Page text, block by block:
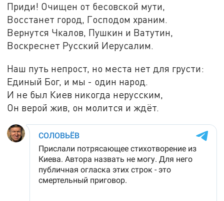
Приди! Очищен от бесовской мути,
Восстанет город, Господом храним.
Вернутся Чкалов, Пушкин и Ватутин,
Воскреснет Русский Иерусалим.
Наш путь непрост, но места нет для грусти:
Единый Бог, и мы - один народ.
И не был Киев никогда нерусским,
Он верой жив, он молится и ждёт.